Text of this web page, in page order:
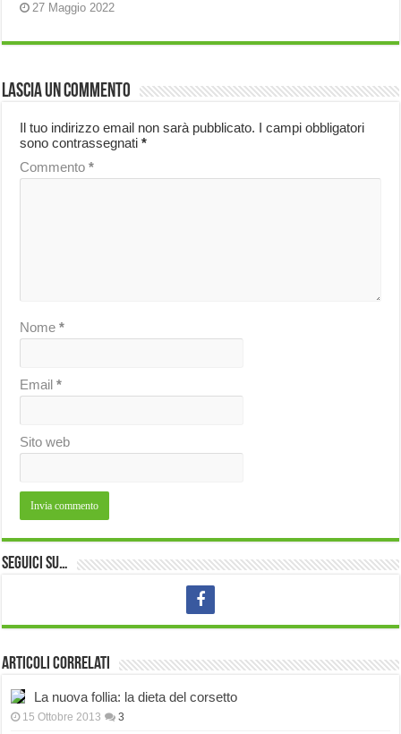
27 Maggio 2022
Lascia un commento
Il tuo indirizzo email non sarà pubblicato. I campi obbligatori
sono contrassegnati*
Commento*
Nome*
Email*
Sito web
Seguici su…
Articoli correlati
La nuova follia: la dieta del corsetto
15 Ottobre 2013 3